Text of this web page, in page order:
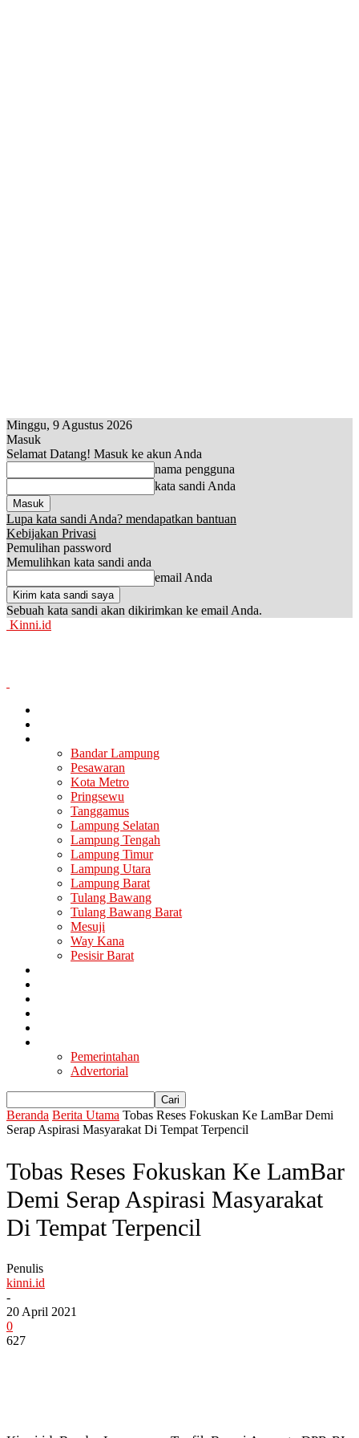
Minggu, 9 Agustus 2026
Masuk
Selamat Datang! Masuk ke akun Anda
nama pengguna
kata sandi Anda
Lupa kata sandi Anda? mendapatkan bantuan
Kebijakan Privasi
Pemulihan password
Memulihkan kata sandi anda
email Anda
Sebuah kata sandi akan dikirimkan ke email Anda.
Kinni.id
Bandar Lampung
Pesawaran
Kota Metro
Pringsewu
Tanggamus
Lampung Selatan
Lampung Tengah
Lampung Timur
Lampung Utara
Lampung Barat
Tulang Bawang
Tulang Bawang Barat
Mesuji
Way Kana
Pesisir Barat
Pemerintahan
Advertorial
Beranda Berita Utama Tobas Reses Fokuskan Ke LamBar Demi
Serap Aspirasi Masyarakat Di Tempat Terpencil
Tobas Reses Fokuskan Ke LamBar
Demi Serap Aspirasi Masyarakat
Di Tempat Terpencil
Penulis
kinni.id
-
20 April 2021
0
627